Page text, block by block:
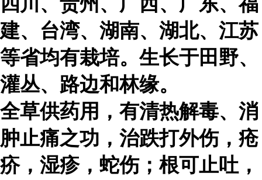
建、台湾、湖南、湖北、江苏
等省均有栽培。生长于田野、
灌丛、路边和林缘。
全草供药用，有清热解毒、消
肿止痛之功，治跌打外伤，疮
疥，湿疹，蛇伤；根可止吐，